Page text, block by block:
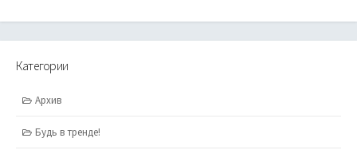
Категории
Архив
Будь в тренде!